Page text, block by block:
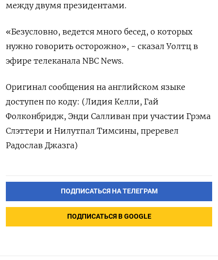
между двумя президентами.
«Безусловно, ведется много бесед, о которых
нужно говорить осторожно», - сказал Уолтц в
эфире телеканала NBC News.
Оригинал сообщения на английском языке
доступен по коду: (Лидия Келли, Гай
Фолконбридж, Энди Салливан при участии Грэма
Слэттери и Нилутпал Тимсины, преревел
Радослав Джазга)
ПОДПИСАТЬСЯ НА ТЕЛЕГРАМ
ПОДПИСАТЬСЯ В GOOGLE